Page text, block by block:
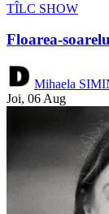
TÎLC SHOW
Floarea-
Mihaela
Joi, 06 Aug